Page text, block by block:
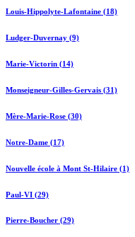
Louis-Hippolyte-Lafontaine (18)
Ludger-Duvernay (9)
Marie-Victorin (14)
Monseigneur-Gilles-Gervais (31)
Mère-Marie-Rose (30)
Notre-Dame (17)
Nouvelle école à Mont St-Hilaire (1)
Paul-VI (29)
Pierre-Boucher (29)